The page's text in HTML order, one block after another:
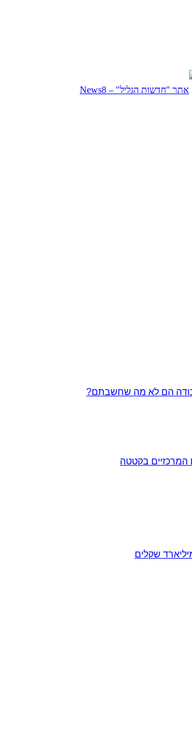
המרכזיים בקטטה
שקלים